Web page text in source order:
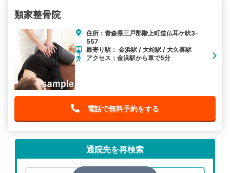
類家整骨院
住所：青森県三戸郡階上町道仏耳ケ吠3-
557
最寄り駅： 金浜駅 / 大蛇駅 / 大久喜駅
アクセス：金浜駅から車で5分
電話で無料予約をする
通院先を再検索